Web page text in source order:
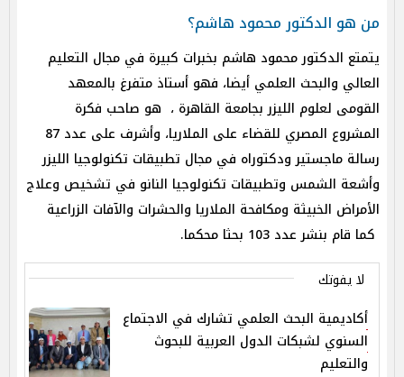
من هو الدكتور محمود هاشم؟
يتمتع الدكتور محمود هاشم بخبرات كبيرة في مجال التعليم
العالي والبحث العلمي أيضا، فهو أستاذ متفرغ بالمعهد
القومى لعلوم الليزر بجامعة القاهرة ، هو صاحب فكرة
المشروع المصري للقضاء على الملاريا، وأشرف على عدد 87
رسالة ماجستير ودكتوراه في مجال تطبيقات تكنولوجيا الليزر
وأشعة الشمس وتطبيقات تكنولوجيا النانو في تشخيص وعلاج
الأمراض الخبيثة ومكافحة الملاريا والحشرات والآفات الزراعية
كما قام بنشر عدد 103 بحثا محكما.
لا يفوتك
أكاديمية البحث العلمي تشارك في الاجتماع
السنوي لشبكات الدول العربية للبحوث
والتعليم